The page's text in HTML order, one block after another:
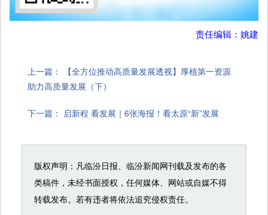
责任编辑：姚建
上一篇：
【全方位推动高质量发展透视】厚植第一资源
助力高质量发展（下）
下一篇： 启新程 看发展｜6张海报！看太原“新”发展
版权声明：凡临汾日报、临汾新闻网刊载及发布的各
类稿件，未经书面授权，任何媒体、网站或自媒不得
转载发布。若有违者将依法追究侵权责任。